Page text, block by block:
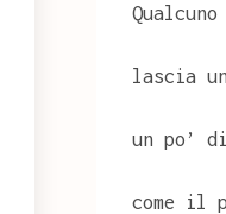
Qualcuno
lascia
un po’
come il